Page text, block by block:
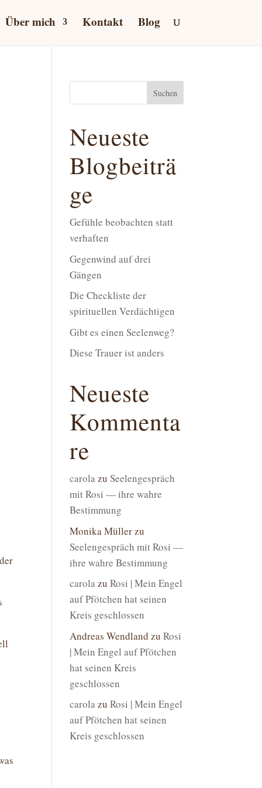
Über mich Kontakt Blog
Suchen
Neueste
Blogbeiträ
ge
Gefühle beobachten statt
verhaften
Gegenwind auf drei
Gängen
Die Checkliste der
spirituellen Verdächtigen
Gibt es einen Seelenweg?
Diese Trauer ist anders
Neueste
Kommenta
re
carolazuSeelengespräch
mit Rosi — ihre wahre
Bestimmung
Monika Müller zu
Seelengespräch mit Rosi —
ihre wahre Bestimmung
carolazuRosi | Mein Engel
auf Pfötchen hat seinen
Kreis geschlossen
Andreas Wendland zuRosi
| Mein Engel auf Pfötchen
hat seinen Kreis
geschlossen
carolazuRosi | Mein Engel
auf Pfötchen hat seinen
Kreis geschlossen